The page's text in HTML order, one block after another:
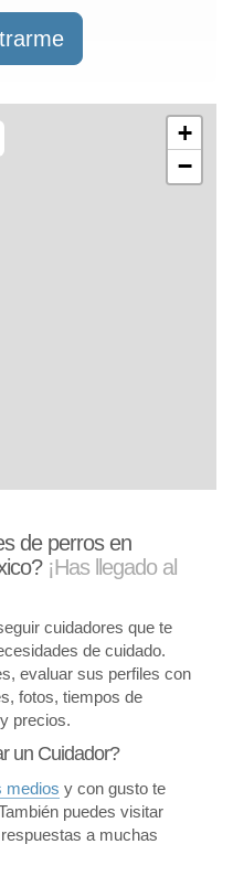
+
−
OpenStreetMap
CC-BY-SA
de perros en
¡Has llegado al
cuidadores que te
de cuidado.
evaluar sus perfiles con
fotos, tiempos de
precios.
un Cuidador?
medios y con gusto te
puedes visitar
a muchas